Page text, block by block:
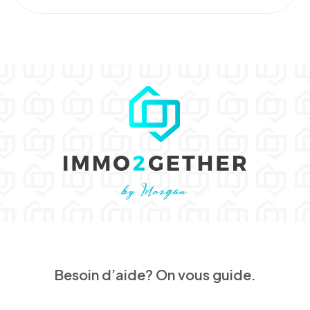
Besoin d’aide? On vous guide.